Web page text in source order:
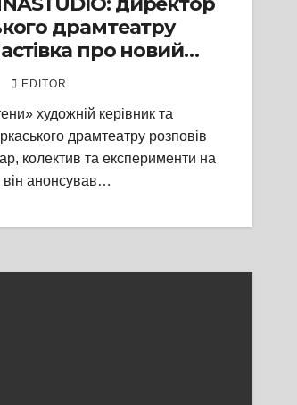
драмтеатру
про новий
театру
EDITOR
художній керівник та
драмтеатру розповів
колектив та експерименти на
він анонсував…